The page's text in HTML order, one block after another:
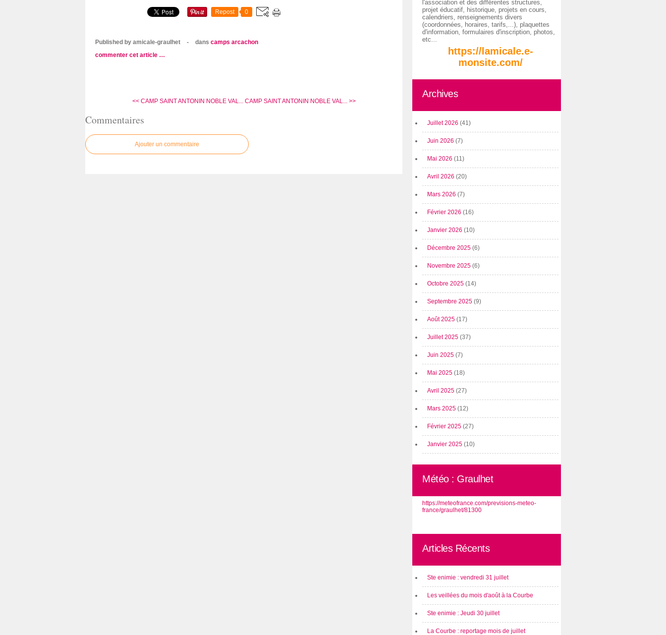
Repost 0
Published by amicale-graulhet - dans camps arcachon
commenter cet article …
<< CAMP SAINT ANTONIN NOBLE VAL... CAMP SAINT ANTONIN NOBLE VAL... >>
Commentaires
Ajouter un commentaire
l'association et des différentes structures,
projet éducatif, historique, projets en cours,
calendriers, renseignements divers
(coordonnées, horaires, tarifs,...), plaquettes
d'information, formulaires d'inscription, photos,
etc...
https://lamicale.e-
monsite.com/
Archives
Juillet 2026 (41)
Juin 2026 (7)
Mai 2026 (11)
Avril 2026 (20)
Mars 2026 (7)
Février 2026 (16)
Janvier 2026 (10)
Décembre 2025 (6)
Novembre 2025 (6)
Octobre 2025 (14)
Septembre 2025 (9)
Août 2025 (17)
Juillet 2025 (37)
Juin 2025 (7)
Mai 2025 (18)
Avril 2025 (27)
Mars 2025 (12)
Février 2025 (27)
Janvier 2025 (10)
Météo : Graulhet
https://meteofrance.com/previsions-meteo-
france/graulhet/81300
Articles Récents
Ste enimie : vendredi 31 juillet
Les veillées du mois d'août à la Courbe
Ste enimie : Jeudi 30 juillet
La Courbe : reportage mois de juillet